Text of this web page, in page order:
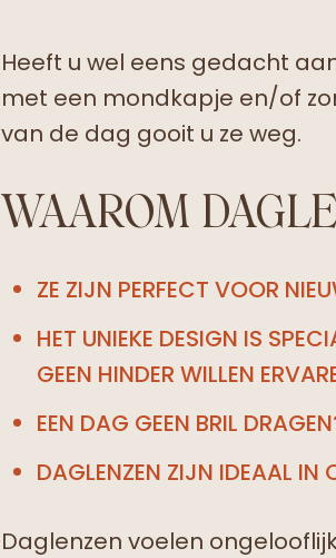
Heeft u wel eens gedacht
met een mondkapje en/of
van de dag gooit u ze weg.
WAAROM
ZE ZIJN PERFECT VOOR
HET UNIEKE DESIGN IS
GEEN HINDER WILLEN
EEN DAG GEEN BRIL
DAGLENZEN ZIJN IDEAAL IN
Daglenzen voelen